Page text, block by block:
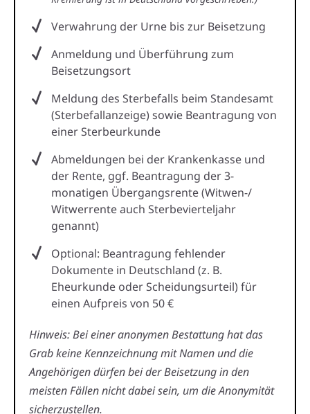
Verwahrung der Urne bis zur Beisetzung
Anmeldung und Überführung zum
Beisetzungsort
Meldung des Sterbefalls beim Standesamt
(Sterbefallanzeige) sowie Beantragung von
einer Sterbeurkunde
Abmeldungen bei der Krankenkasse und
der Rente, ggf. Beantragung der 3-
monatigen Übergangsrente (Witwen-/
Witwerrente auch Sterbevierteljahr
genannt)
Optional: Beantragung fehlender
Dokumente in Deutschland (z. B.
Eheurkunde oder Scheidungsurteil) für
einen Aufpreis von 50 €
Hinweis: Bei einer anonymen Bestattung hat das
Grab keine Kennzeichnung mit Namen und die
Angehörigen dürfen bei der Beisetzung in den
meisten Fällen nicht dabei sein, um die Anonymität
sicherzustellen.